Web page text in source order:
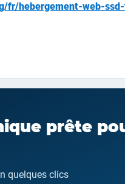
fr/hebergement-web-
prête
quelques clics